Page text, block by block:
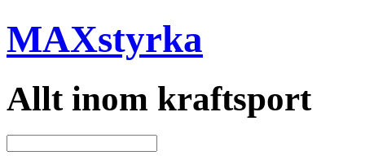
MAXstyrka
Allt inom kraftsport